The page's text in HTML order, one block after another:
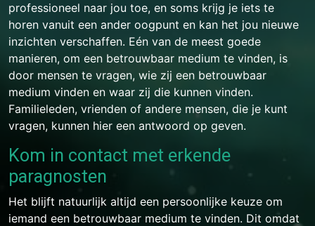
professioneel naar jou toe, en soms krijg je iets te
horen vanuit een ander oogpunt en kan het jou nieuwe
inzichten verschaffen. Eén van de meest goede
manieren, om een betrouwbaar medium te vinden, is
door mensen te vragen, wie zij een betrouwbaar
medium vinden en waar zij die kunnen vinden.
Familieleden, vrienden of andere mensen, die je kunt
vragen, kunnen hier een antwoord op geven.
Kom in contact met erkende
paragnosten
Het blijft natuurlijk altijd een persoonlijke keuze om
iemand een betrouwbaar medium te vinden. Dit omdat